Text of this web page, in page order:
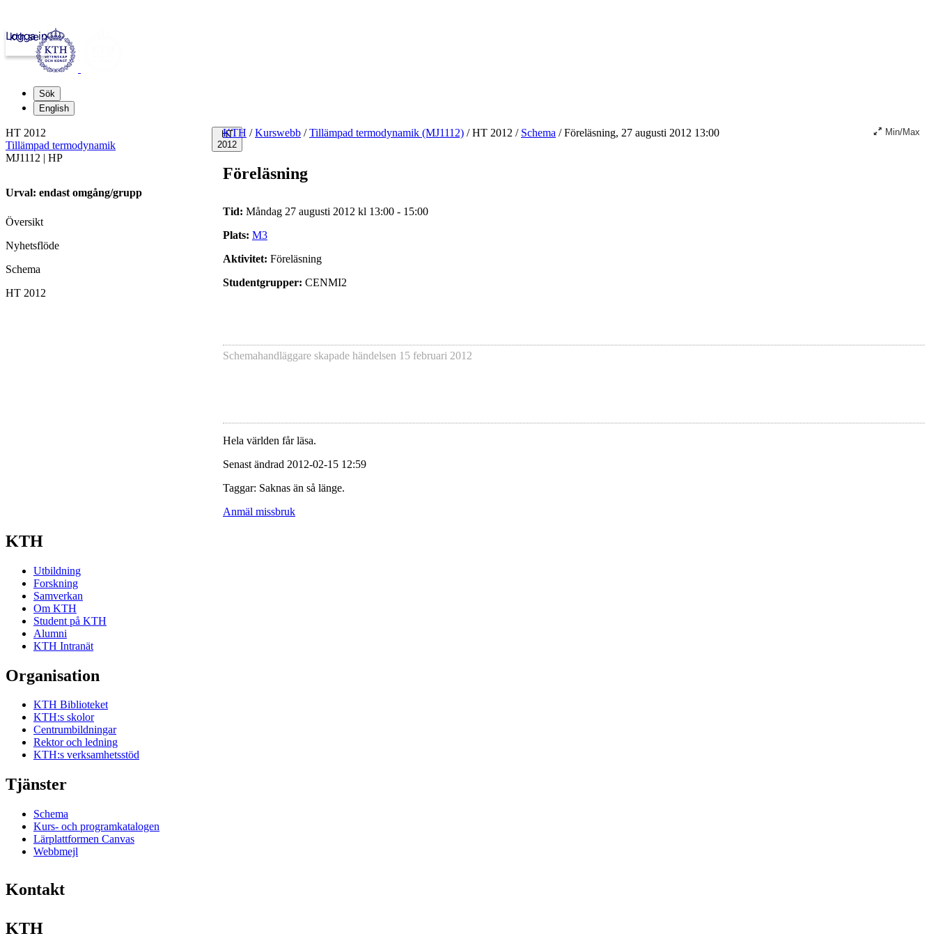
kth.se
Logga in
Sök
English
HT
2012
KTH / Kurswebb / Tillämpad termodynamik (MJ1112) /HT 2012 / Schema /Föreläsning, 27 augusti 2012 13:00 Min/Max
Föreläsning
Tid: Måndag 27 augusti 2012 kl 13:00 - 15:00
Plats: M3
Aktivitet: Föreläsning
Studentgrupper: CENMI2
Schemahandläggare skapade händelsen 15 februari 2012
Hela världen får läsa.
Senast ändrad 2012-02-15 12:59
Taggar: Saknas än så länge.
Anmäl missbruk
HT 2012
Tillämpad termodynamik
MJ1112 | HP
Urval: endast omgång/grupp
Översikt
Nyhetsflöde
Schema
HT 2012
KTH
Utbildning
Forskning
Samverkan
Om KTH
Student på KTH
Alumni
KTH Intranät
Organisation
KTH Biblioteket
KTH:s skolor
Centrumbildningar
Rektor och ledning
KTH:s verksamhetsstöd
Tjänster
Schema
Kurs- och programkatalogen
Lärplattformen Canvas
Webbmejl
Kontakt
KTH